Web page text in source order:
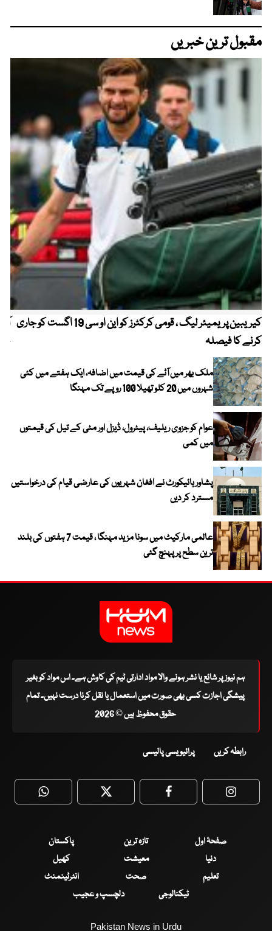
مقبول ترین خبریں
کیریبین پریمیئر لیگ ، قومی کرکٹرز کو این او سی 19 اگست کو جاری
کرنے کا فیصلہ
ملک بھر میں آٹے کی قیمت میں اضافہ، ایک ہفتے میں کئی
شہروں میں 20 کلو تھیلا 100 روپے تک مہنگا
عوام کو جزوی ریلیف، پیٹرول، ڈیزل اور مٹی کے تیل کی قیمتوں
میں کمی
پشاور ہائیکورٹ نے افغان شہریوں کی عارضی قیام کی درخواستیں
مسترد کر دیں
عالمی مارکیٹ میں سونا مزید مہنگا ، قیمت 7 ہفتوں کی بلند
ترین سطح پر پہنچ گئی
ہم نیوز پر شائع یا نشر ہونے والا مواد ادارتی ٹیم کی کاوش ہے۔ اس مواد کو بغیر
پیشگی اجازت کسی بھی صورت میں استعمال یا نقل کرنا درست نہیں۔ تمام
حقوق محفوظ ہیں © 2026
رابطہ کریں پرائیویسی پالیسی
WhatsApp Twitter Facebook
صفحۂ اول تازہ ترین
پاکستان
دنیا
معیشت
کھیل
تعلیم
صحت
انٹرٹینمنٹ
ٹیکنالوجی
دلچسپ و عجیب
Pakistan News in Urdu